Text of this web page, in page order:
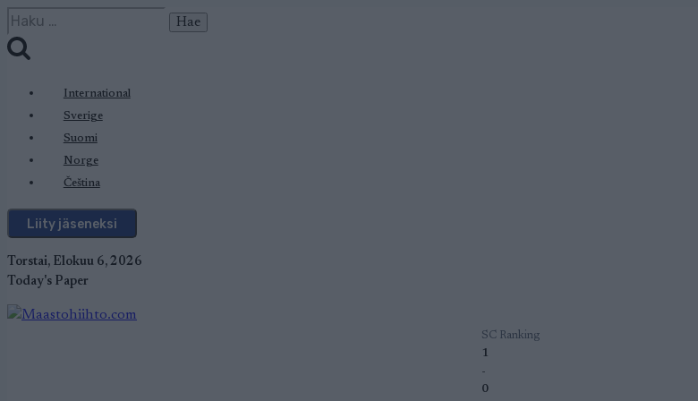
Siirry
sisältöön
Haku:
International
Sverige
Suomi
Norge
Čeština
Liity jäseneksi
Torstai, Elokuu 6, 2026
Today's Paper
SC Ranking
1
-
0